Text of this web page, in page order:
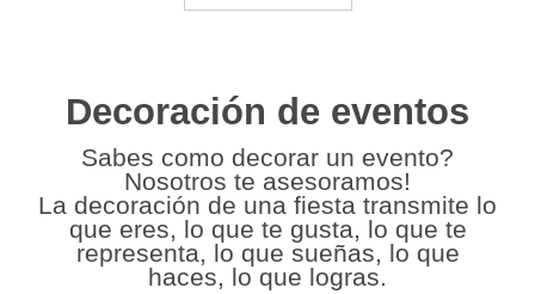
Decoración de eventos
Sabes como decorar un evento?
Nosotros te asesoramos!
La decoración de una fiesta transmite lo
que eres, lo que te gusta, lo que te
representa, lo que sueñas, lo que
haces, lo que logras.